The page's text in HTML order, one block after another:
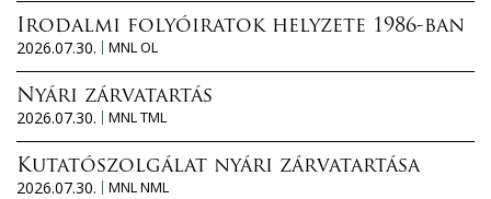
Irodalmi folyóiratok helyzete 1986-ban
2026.07.30.
MNL OL
Nyári zárvatartás
2026.07.30.
MNL TML
Kutatószolgálat nyári zárvatartása
2026.07.30.
MNL NML